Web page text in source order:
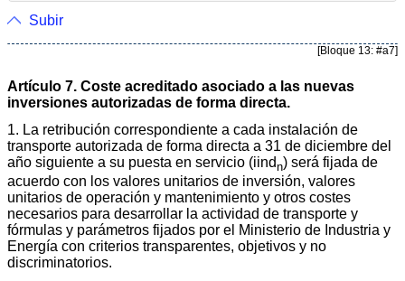
Subir
[Bloque 13: #a7]
Artículo 7. Coste acreditado asociado a las nuevas
inversiones autorizadas de forma directa.
1. La retribución correspondiente a cada instalación de
transporte autorizada de forma directa a 31 de diciembre del
año siguiente a su puesta en servicio (iindn) será fijada de
acuerdo con los valores unitarios de inversión, valores
unitarios de operación y mantenimiento y otros costes
necesarios para desarrollar la actividad de transporte y
fórmulas y parámetros fijados por el Ministerio de Industria y
Energía con criterios transparentes, objetivos y no
discriminatorios.